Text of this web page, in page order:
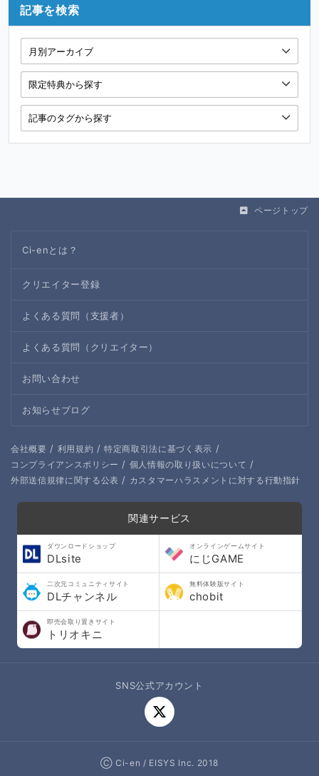
記事を検索
ページトップ
Ci-enとは？
クリエイター登録
よくある質問（支援者）
よくある質問（クリエイター）
お問い合わせ
お知らせブログ
会社概要 / 利用規約 / 特定商取引法に基づく表示 /
コンプライアンスポリシー / 個人情報の取り扱いについて /
外部送信規律に関する公表 / カスタマーハラスメントに対する行動指針
関連サービス
ダウンロードショップ
DLsite
オンラインゲームサイト
にじGAME
二次元コミュニティサイト
DLチャンネル
無料体験版サイト
chobit
即売会取り置きサイト
トリオキニ
SNS公式アカウント
Ⓒ Ci-en / EISYS Inc. 2018